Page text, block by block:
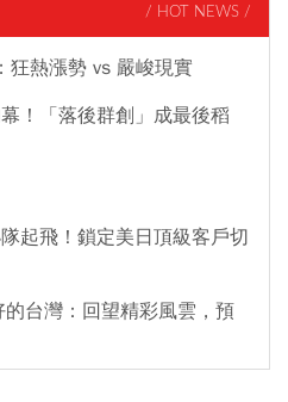
/ HOT NEWS /
狂熱漲勢 vs 嚴峻現實
！「落後群創」成最後稻
起飛！鎖定美日頂級客戶切
台灣：回望精彩風雲，預